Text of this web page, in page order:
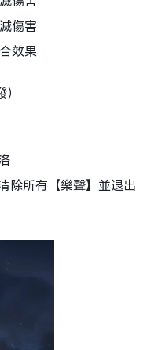
傷害
效果
除所有【樂聲】並退出